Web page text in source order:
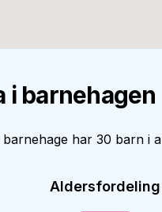
i barnehagen
har 30 barn i
Aldersfordeling